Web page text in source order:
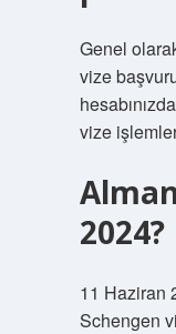
Genel
vize
vize
2024?
11 Haziran
Schengen